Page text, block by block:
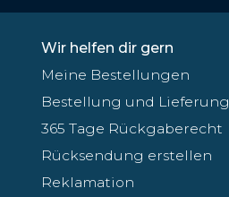
Wir helfen dir gern
Meine Bestellungen
Bestellung und Lieferung
365 Tage Rückgaberecht
Rücksendung erstellen
Reklamation